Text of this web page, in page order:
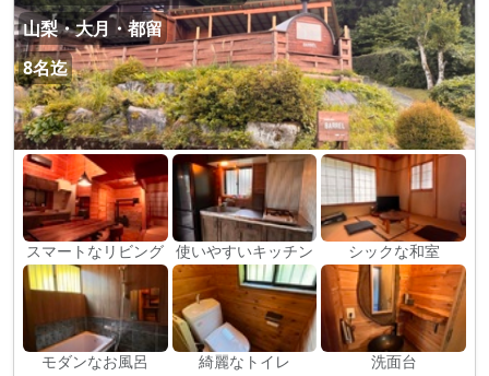
山梨・大月・都留
8名迄
スマートなリビング 使いやすいキッチン シックな和室
モダンなお風呂 綺麗なトイレ 洗面台